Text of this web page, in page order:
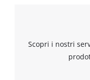
Scopri i nostri